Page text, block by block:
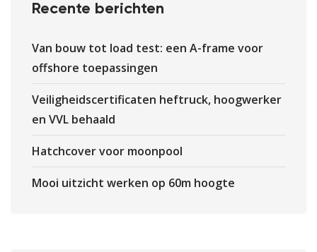
Recente berichten
Van bouw tot load test: een A-frame voor
offshore toepassingen
Veiligheidscertificaten heftruck, hoogwerker
en VVL behaald
Hatchcover voor moonpool
Mooi uitzicht werken op 60m hoogte